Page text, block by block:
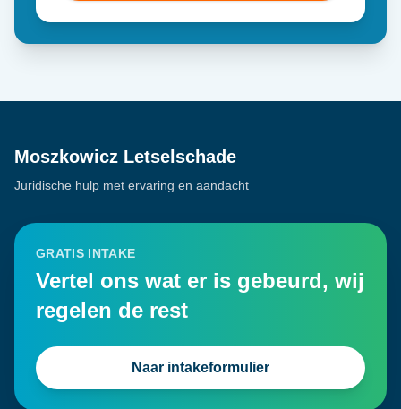
Moszkowicz Letselschade
Juridische hulp met ervaring en aandacht
GRATIS INTAKE
Vertel ons wat er is gebeurd, wij
regelen de rest
Naar intakeformulier